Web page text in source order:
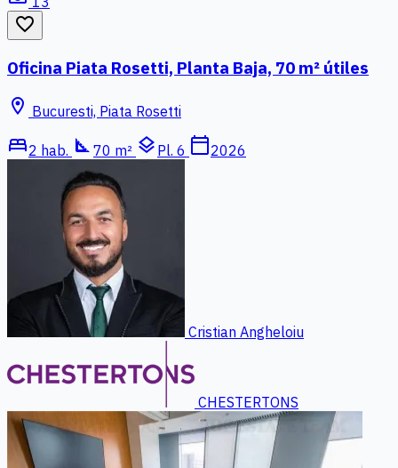
favorite_border
Oficina Piata Rosetti, Planta Baja, 70 m² útiles
location_on Bucuresti, Piata Rosetti
bed2 hab. square_foot 70 m² layers Pl. 6 calendar_today2026
Cristian Angheloiu
CHESTERTONS